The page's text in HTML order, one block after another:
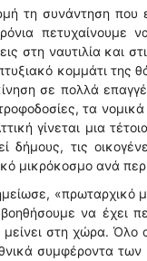
τη συνάντηση που
πετυχαίνουμε
στη ναυτιλία και
κομμάτι της
σε πολλά
τροφοδοσίες, τα
γίνεται μια
δήμους, τις
μικρόκοσμο ανά
«πρωταρχικό
να έχει
μείνει στη χώρα. Όλο
συμφέροντα των